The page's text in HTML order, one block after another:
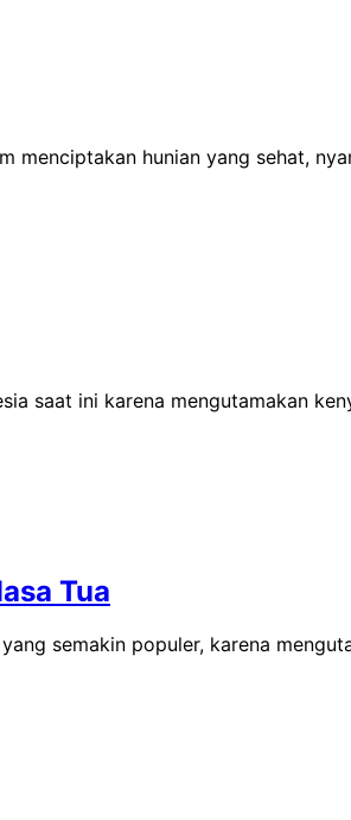
hunian yang sehat,
saat ini karena mengutamakan
Tua
semakin populer, karena